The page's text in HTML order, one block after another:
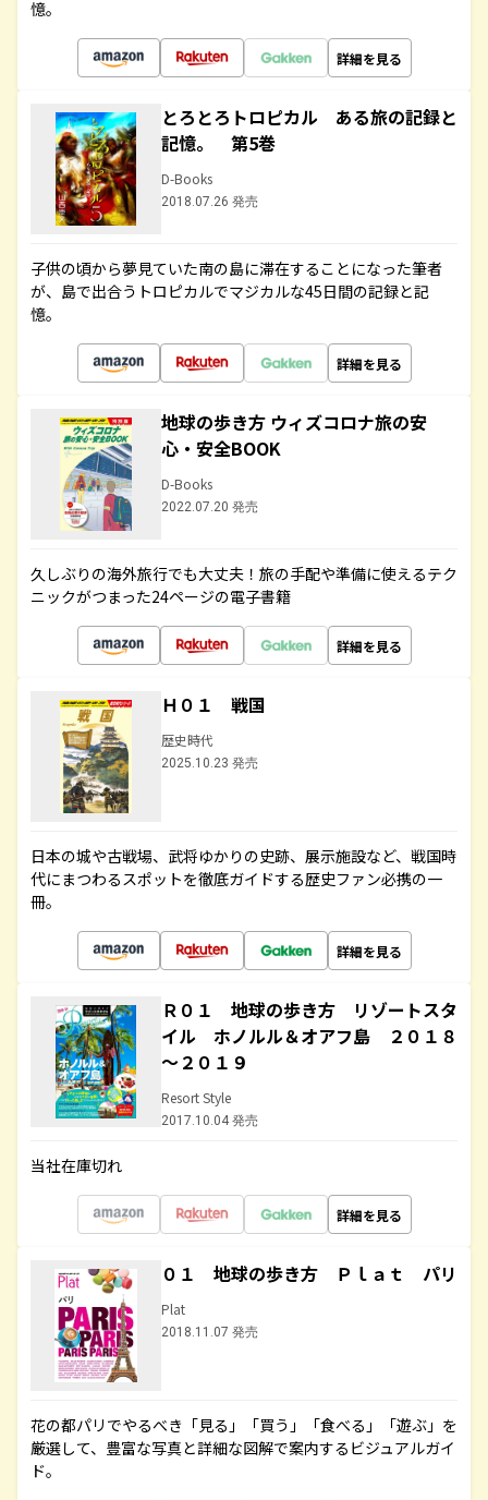
憶。
詳細を見る
とろとろトロピカル ある旅の記録と
記憶。 第5巻
D-Books
2018.07.26 発売
子供の頃から夢見ていた南の島に滞在することになった筆者
が、島で出合うトロピカルでマジカルな45日間の記録と記
憶。
詳細を見る
地球の歩き方 ウィズコロナ旅の安
心・安全BOOK
D-Books
2022.07.20 発売
久しぶりの海外旅行でも大丈夫！旅の手配や準備に使えるテク
ニックがつまった24ページの電子書籍
詳細を見る
Ｈ０１ 戦国
歴史時代
2025.10.23 発売
日本の城や古戦場、武将ゆかりの史跡、展示施設など、戦国時
代にまつわるスポットを徹底ガイドする歴史ファン必携の一
冊。
詳細を見る
Ｒ０１ 地球の歩き方 リゾートスタ
イル ホノルル＆オアフ島 ２０１８
～２０１９
Resort Style
2017.10.04 発売
当社在庫切れ
詳細を見る
０１ 地球の歩き方 Ｐｌａｔ パリ
Plat
2018.11.07 発売
花の都パリでやるべき「見る」「買う」「食べる」「遊ぶ」を
厳選して、豊富な写真と詳細な図解で案内するビジュアルガイ
ド。